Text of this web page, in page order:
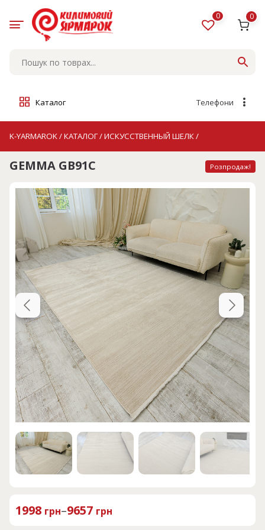
content
0 0
Каталог Телефони
K-YARMAROK/КАТАЛОГ/ИСКУССТВЕННЫЙ ШЕЛК/
GEMMA GB91C Розпродаж!
1998 грн–9657 грн